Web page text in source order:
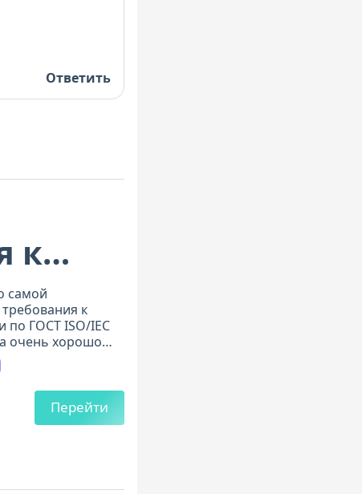
Ответить
к
самой
к
по ГОСТ ISO/IEC
очень хорошо
Всё по делу
Перейти